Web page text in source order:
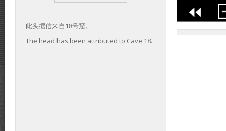
此头据信来自18号窟。
The head has been attributed to Cave 18.